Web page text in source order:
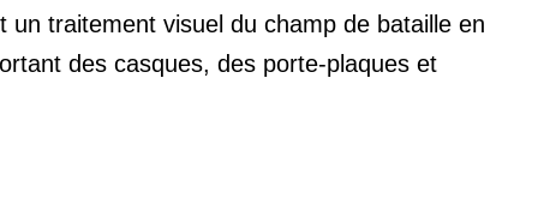
traitement visuel du champ de bataille en
des casques, des porte-plaques et